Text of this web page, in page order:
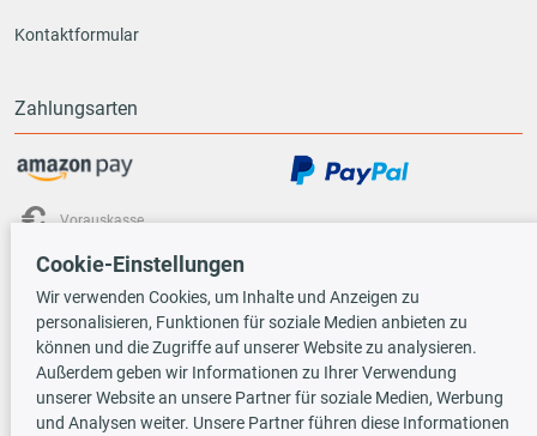
Kontaktformular
Zahlungsarten
Vorauskasse
Versandarten
Cookie-Einstellungen
Wir verwenden Cookies, um Inhalte und Anzeigen zu
personalisieren, Funktionen für soziale Medien anbieten zu
können und die Zugriffe auf unserer Website zu analysieren.
Außerdem geben wir Informationen zu Ihrer Verwendung
unserer Website an unsere Partner für soziale Medien, Werbung
und Analysen weiter. Unsere Partner führen diese Informationen